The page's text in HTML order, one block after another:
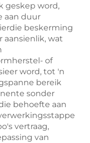
geskep word,
aan duur
beskerming
aansienlik, wat
of
word, tot 'n
bereik
sonder
behoefte aan
vertraag,
van